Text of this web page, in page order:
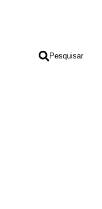
Pesquisar